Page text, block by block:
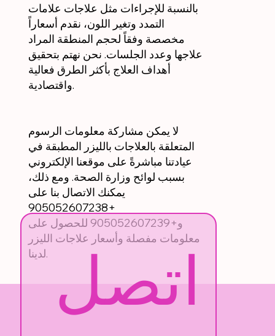
بالنسبة للإجراءات مثل علاجات علامات
التمدد وتغير اللون، نقدم أسعاراً
مخصصة وفقاً لحجم المنطقة المراد
علاجها وعدد الجلسات. نحن نهتم بتحقيق
أهداف العلاج بأكثر الطرق فعالية
واقتصادية.
لا يمكن مشاركة معلومات الرسوم
المتعلقة بالعلاجات بالليزر المطبقة في
عيادتنا مباشرةً على موقعنا الإلكتروني
بسبب لوائح وزارة الصحة. ومع ذلك،
يمكنك الاتصال بنا على
+905052607238
و+905052607239 للحصول على
معلومات مفصلة وأسعار علاجات الليزر
لدينا.اتصل